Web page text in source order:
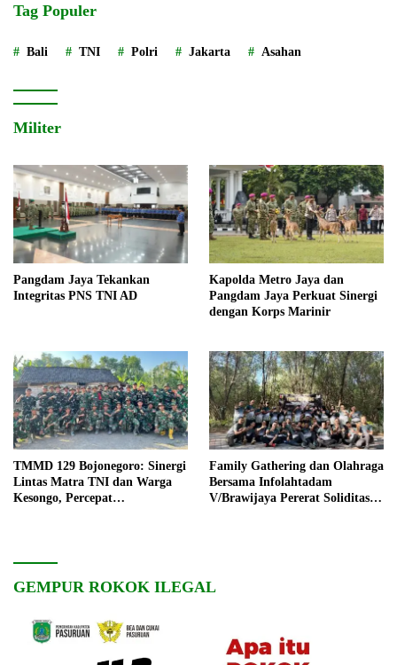
Tag Populer
Bali TNI Polri Jakarta Asahan
Militer
Pangdam Jaya Tekankan
Integritas PNS TNI AD
Kapolda Metro Jaya dan
Pangdam Jaya Perkuat Sinergi
dengan Korps Marinir
TMMD 129 Bojonegoro: Sinergi
Lintas Matra TNI dan Warga
Kesongo, Percepat
Family Gathering dan Olahraga
Bersama Infolahtadam
V/Brawijaya Pererat Soliditas
GEMPUR ROKOK ILEGAL